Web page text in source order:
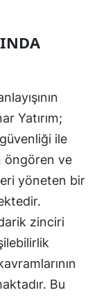
Yatırım;
ile
öngören ve
yöneten bir
zinciri
Bu